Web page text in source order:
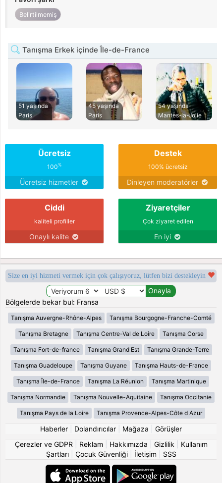
Belirtilmemiş
Tanışma Erkek içinde Île-de-France
51 yaşında
Paris
45 yaşında
Paris
54 yaşında
Mantes-la-Jolie
Ücretsiz
100%
Ücretsiz hizmetler
Destek
100% ücretsiz
Dinleyen moderatörler
Ciddi
kaliteli profiller
Onaylı kalite
Ziyaretçiler
Çok ziyaret edilen
En iyi
Size en iyi hizmeti vermek için çok çalışıyoruz, lütfen bizi destekleyin
Bölgelerde bekar bul: Fransa
Tanışma Auvergne-Rhône-Alpes Tanışma Bourgogne-Franche-Comté
Tanışma Bretagne Tanışma Centre-Val de Loire Tanışma Corse
Tanışma Fort-de-france Tanışma Grand Est Tanışma Grande-Terre
Tanışma Guadeloupe Tanışma Guyane Tanışma Hauts-de-France
Tanışma Île-de-France Tanışma La Réunion Tanışma Martinique
Tanışma Normandie Tanışma Nouvelle-Aquitaine Tanışma Occitanie
Tanışma Pays de la Loire Tanışma Provence-Alpes-Côte d Azur
Haberler Dolandırıcılar Mağaza
Görüşler
Çerezler ve GDPR
Reklam Hakkımızda Gizlilik
Kullanım
Şartları| Çocuk Güvenliği| İletişim SSS